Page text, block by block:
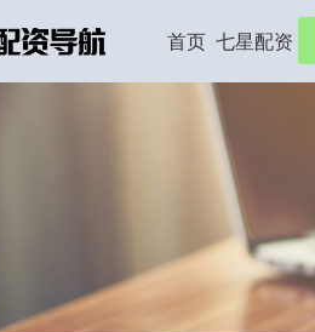
首页 七星配资